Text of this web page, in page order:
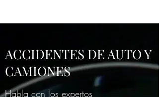
ACCIDENTES DE AUTO Y
CAMIONES
Habla con los expertos